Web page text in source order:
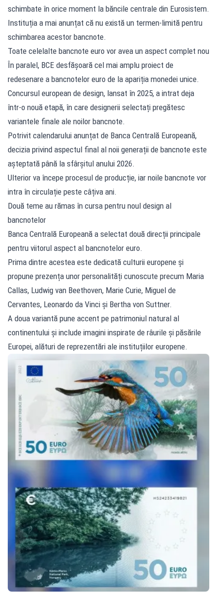
schimbate în orice moment la băncile centrale din Eurosistem.
Instituția a mai anunțat că nu există un termen-limită pentru
schimbarea acestor bancnote.
Toate celelalte bancnote euro vor avea un aspect complet nou
În paralel, BCE desfășoară cel mai amplu proiect de
redesenare a bancnotelor euro de la apariția monedei unice.
Concursul european de design, lansat în 2025, a intrat deja
într-o nouă etapă, în care designerii selectați pregătesc
variantele finale ale noilor bancnote.
Potrivit calendarului anunțat de Banca Centrală Europeană,
decizia privind aspectul final al noii generații de bancnote este
așteptată până la sfârșitul anului 2026.
Ulterior va începe procesul de producție, iar noile bancnote vor
intra în circulație peste câțiva ani.
Două teme au rămas în cursa pentru noul design al
bancnotelor
Banca Centrală Europeană a selectat două direcții principale
pentru viitorul aspect al bancnotelor euro.
Prima dintre acestea este dedicată culturii europene și
propune prezența unor personalități cunoscute precum Maria
Callas, Ludwig van Beethoven, Marie Curie, Miguel de
Cervantes, Leonardo da Vinci și Bertha von Suttner.
A doua variantă pune accent pe patrimoniul natural al
continentului și include imagini inspirate de râurile și păsările
Europei, alături de reprezentări ale instituțiilor europene.